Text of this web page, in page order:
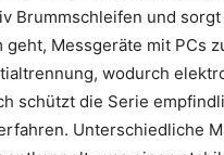
Brummschleifen und
geht, Messgeräte mit PCs
wodurch
schützt die Serie
Unterschiedliche